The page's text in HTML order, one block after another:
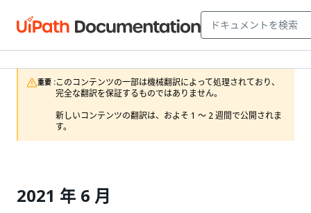
重要 :このコンテンツの一部は機械翻訳によって処理されており、
完全な翻訳を保証するものではありません。
新しいコンテンツの翻訳は、およそ 1 ～ 2 週間で公開されま
す。
2021 年 6 月